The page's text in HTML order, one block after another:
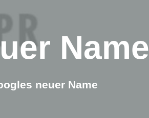
Name
neuer Name